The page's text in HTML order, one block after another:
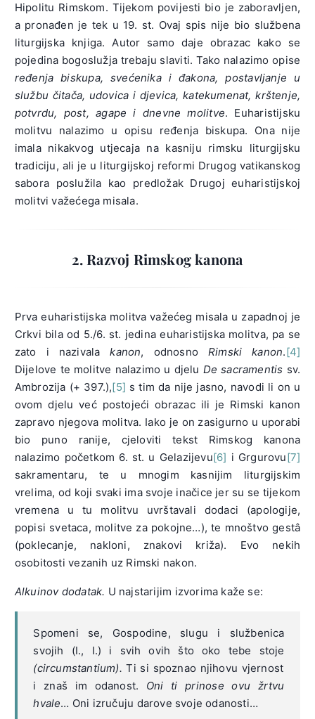
Hipolitu Rimskom. Tijekom povijesti bio je zaboravljen,
a pronađen je tek u 19. st. Ovaj spis nije bio službena
liturgijska knjiga. Autor samo daje obrazac kako se
pojedina bogoslužja trebaju slaviti. Tako nalazimo opise
ređenja biskupa, svećenika i đakona, postavljanje u
službu čitača, udovica i djevica, katekumenat, krštenje,
potvrdu, post, agape i dnevne molitve. Euharistijsku
molitvu nalazimo u opisu ređenja biskupa. Ona nije
imala nikakvog utjecaja na kasniju rimsku liturgijsku
tradiciju, ali je u liturgijskoj reformi Drugog vatikanskog
sabora poslužila kao predložak Drugoj euharistijskoj
molitvi važećega misala.
2. Razvoj Rimskog kanona
Prva euharistijska molitva važećeg misala u zapadnoj je
Crkvi bila od 5./6. st. jedina euharistijska molitva, pa se
zato i nazivalakanon, odnosnoRimski kanon.[4]
Dijelove te molitve nalazimo u djelu De sacramentis sv.
Ambrozija (+ 397.),[5] s tim da nije jasno, navodi li on u
ovom djelu već postojeći obrazac ili je Rimski kanon
zapravo njegova molitva. Iako je on zasigurno u uporabi
bio puno ranije, cjeloviti tekst Rimskog kanona
nalazimo početkom 6. st. u Gelazijevu[6] i Grgurovu[7]
sakramentaru, te u mnogim kasnijim liturgijskim
vrelima, od koji svaki ima svoje inačice jer su se tijekom
vremena u tu molitvu uvrštavali dodaci (apologije,
popisi svetaca, molitve za pokojne…), te mnoštvo gestâ
(poklecanje, nakloni, znakovi križa). Evo nekih
osobitosti vezanih uz Rimski nakon.
Alkuinov dodatak. U najstarijim izvorima kaže se:
Spomeni se, Gospodine, slugu i službenica
svojih (I., I.) i svih ovih što oko tebe stoje
(circumstantium). Ti si spoznao njihovu vjernost
i znaš im odanost. Oni ti prinose ovu žrtvu
hvale… Oni izručuju darove svoje odanosti…